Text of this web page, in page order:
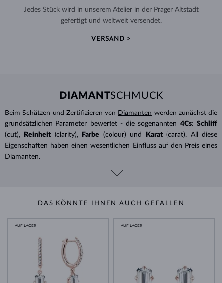
Jedes Stück wird in unserem Atelier in der Prager Altstadt
gefertigt und weltweit versendet.
VERSAND >
DIAMANTSCHMUCK
Beim Schätzen und Zertifizieren von Diamanten werden zunächst die
grundsätzlichen Parameter bewertet - die sogenannten 4Cs: Schliff
(cut),
Reinheit (clarity), Farbe (colour) und Karat (carat). All diese
Eigenschaften haben einen wesentlichen Einfluss auf den Preis eines
Diamanten.
DAS KÖNNTE IHNEN AUCH GEFALLEN
AUF LAGER AUF LAGER